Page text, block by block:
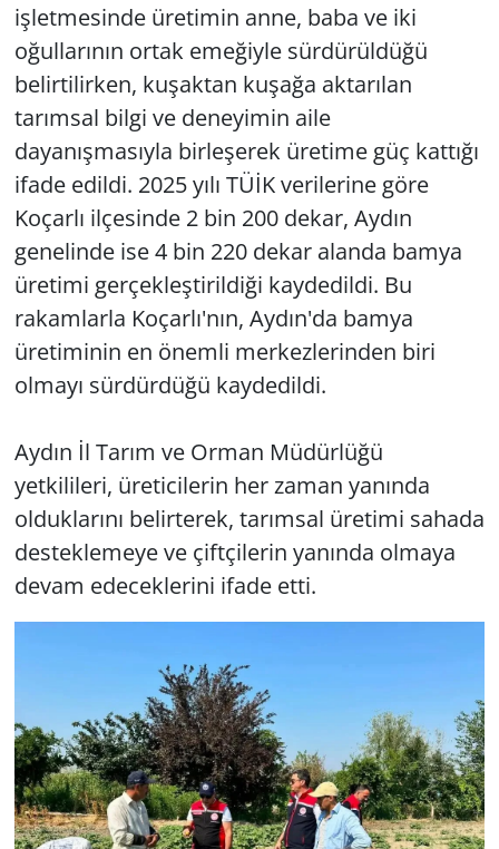
işletmesinde üretimin anne, baba ve iki
oğullarının ortak emeğiyle sürdürüldüğü
belirtilirken, kuşaktan kuşağa aktarılan
tarımsal bilgi ve deneyimin aile
dayanışmasıyla birleşerek üretime güç kattığı
ifade edildi. 2025 yılı TÜİK verilerine göre
Koçarlı ilçesinde 2 bin 200 dekar, Aydın
genelinde ise 4 bin 220 dekar alanda bamya
üretimi gerçekleştirildiği kaydedildi. Bu
rakamlarla Koçarlı'nın, Aydın'da bamya
üretiminin en önemli merkezlerinden biri
olmayı sürdürdüğü kaydedildi.
Aydın İl Tarım ve Orman Müdürlüğü
yetkilileri, üreticilerin her zaman yanında
olduklarını belirterek, tarımsal üretimi sahada
desteklemeye ve çiftçilerin yanında olmaya
devam edeceklerini ifade etti.